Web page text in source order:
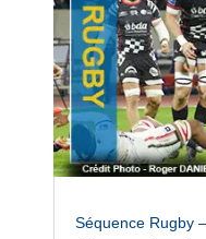
Séquence Rugby